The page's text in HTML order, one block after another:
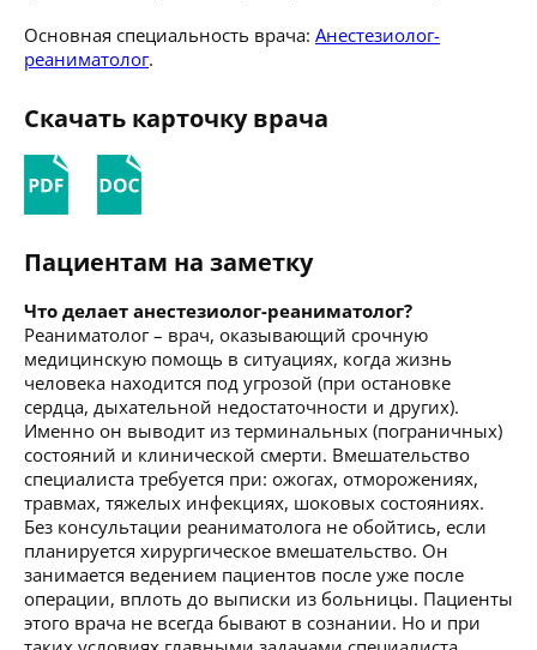
Основная специальность врача: Анестезиолог-
реаниматолог.
Скачать карточку врача
Пациентам на заметку
Что делает анестезиолог-реаниматолог?
Реаниматолог – врач, оказывающий срочную
медицинскую помощь в ситуациях, когда жизнь
человека находится под угрозой (при остановке
сердца, дыхательной недостаточности и других).
Именно он выводит из терминальных (пограничных)
состояний и клинической смерти. Вмешательство
специалиста требуется при: ожогах, отморожениях,
травмах, тяжелых инфекциях, шоковых состояниях.
Без консультации реаниматолога не обойтись, если
планируется хирургическое вмешательство. Он
занимается ведением пациентов после уже после
операции, вплоть до выписки из больницы. Пациенты
этого врача не всегда бывают в сознании. Но и при